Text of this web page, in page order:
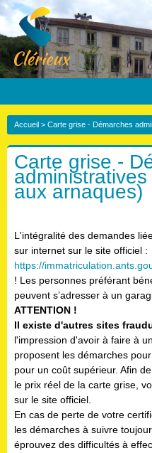
Accueil > Carte grise - Démarches
Carte grise -
aux arnaques)
L'intégralité des demandes
sur internet sur le site officiel :
https://
! Les personnes préférant
peuvent s’adresser à un
ATTENTION !
Il existe d'autres sites
l'impression d'avoir à faire à
proposent les démarches
pour un coût supérieur. Afin
le prix réel de la carte grise,
sur le site officiel.
En cas de perte de votre
les démarches à suivre
éprouvez des difficultés à